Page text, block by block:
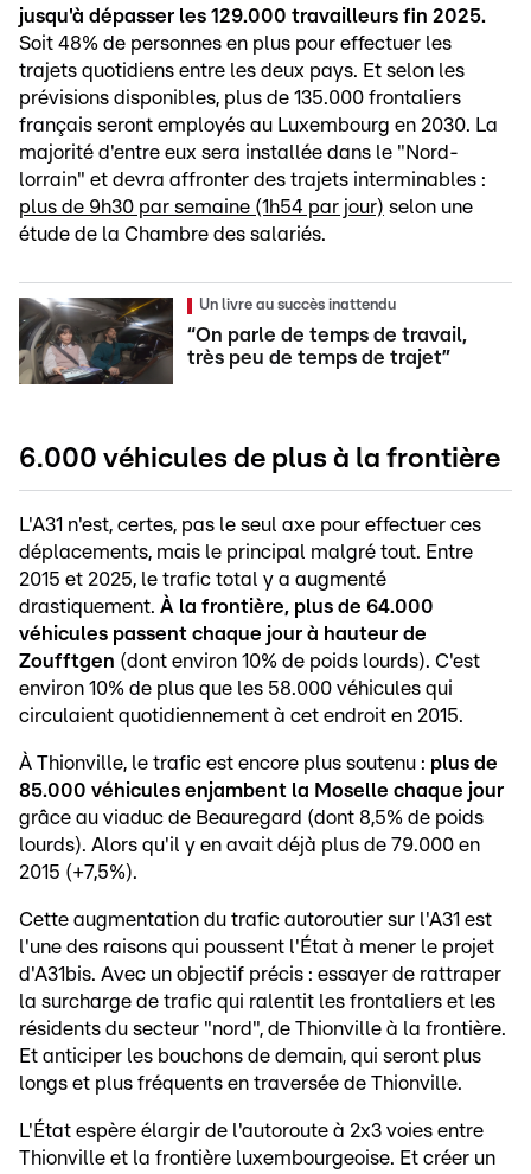
jusqu'à dépasser les 129.000 travailleurs fin 2025.
Soit 48% de personnes en plus pour effectuer les
trajets quotidiens entre les deux pays. Et selon les
prévisions disponibles, plus de 135.000 frontaliers
français seront employés au Luxembourg en 2030. La
majorité d'entre eux sera installée dans le "Nord-
lorrain" et devra affronter des trajets interminables :
plus de 9h30 par semaine (1h54 par jour) selon une
étude de la Chambre des salariés.
Un livre au succès inattendu
“On parle de temps de travail,
très peu de temps de trajet”
6.000 véhicules de plus à la frontière
L'A31 n'est, certes, pas le seul axe pour effectuer ces
déplacements, mais le principal malgré tout. Entre
2015 et 2025, le trafic total y a augmenté
drastiquement. À la frontière, plus de 64.000
véhicules passent chaque jour à hauteur de
Zoufftgen (dont environ 10% de poids lourds). C'est
environ 10% de plus que les 58.000 véhicules qui
circulaient quotidiennement à cet endroit en 2015.
À Thionville, le trafic est encore plus soutenu : plus de
85.000 véhicules enjambent la Moselle chaque jour
grâce au viaduc de Beauregard (dont 8,5% de poids
lourds). Alors qu'il y en avait déjà plus de 79.000 en
2015 (+7,5%).
Cette augmentation du trafic autoroutier sur l'A31 est
l'une des raisons qui poussent l'État à mener le projet
d'A31bis. Avec un objectif précis : essayer de rattraper
la surcharge de trafic qui ralentit les frontaliers et les
résidents du secteur "nord", de Thionville à la frontière.
Et anticiper les bouchons de demain, qui seront plus
longs et plus fréquents en traversée de Thionville.
L'État espère élargir de l'autoroute à 2x3 voies entre
Thionville et la frontière luxembourgeoise. Et créer un